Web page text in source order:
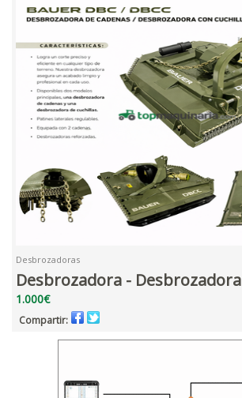
Desbrozadoras
Desbrozadora - Desbrozadora
1.000€
Compartir: